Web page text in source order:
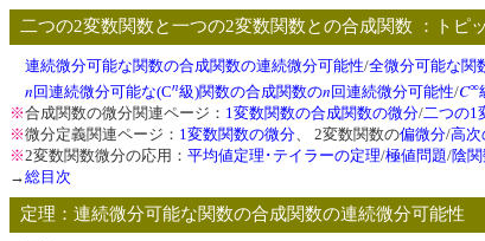
二つの2変数関数と一つの2変数関数との合成関数 ：トピ
連続微分可能な関数の合成関数の連続微分可能性/全微分可能な関
n 回連続微分可能な(Cn級)関数の合成関数のn 回連続微分可能性/C∞
※合成関数の微分関連ページ： 1変数関数の合成関数の微分/二つの1
※微分定義関連ページ： 1変数関数の微分、 2変数関数の偏微分/高次
※2変数関数微分の応用： 平均値定理･テイラーの定理/極値問題/陰
→総目次
定理：連続微分可能な関数の合成関数の連続微分可能性